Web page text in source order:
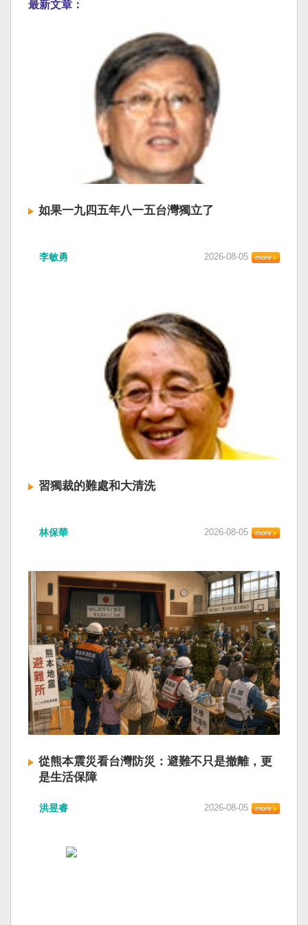
最新文章：
如果一九四五年八一五台灣獨立了
李敏勇 2026-08-05
習獨裁的難處和大清洗
林保華 2026-08-05
從熊本震災看台灣防災：避難不只是撤離，更
是生活保障
洪昱睿 2026-08-05